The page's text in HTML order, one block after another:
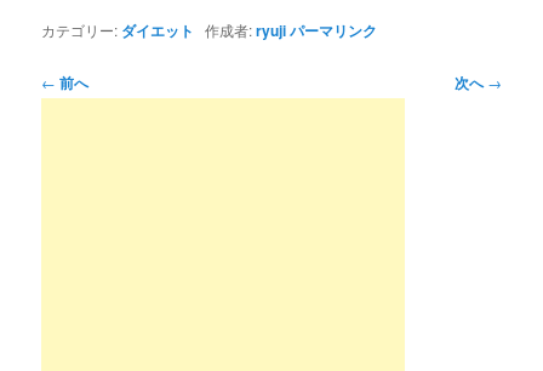
カテゴリー: ダイエット 作成者:ryujiパーマリンク
投
← 前へ 次へ→